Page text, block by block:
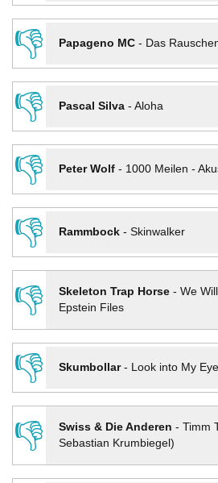
👎
Papageno MC- Das
👎
Pascal Silva- Aloha
👎
Peter Wolf- 1000 Meilen -
👎
Rammbock- Skinwalker
👎
Skeleton Trap Horse- We
Epstein Files
👎
Skumbollar- Look into My
👎
Swiss & Die Anderen - Timm
Sebastian Krumbiegel)